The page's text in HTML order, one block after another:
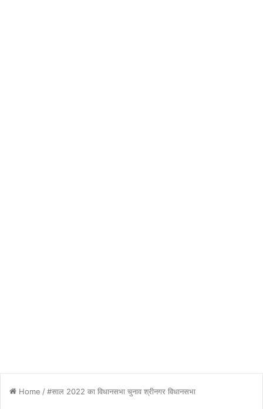
Home /#साल 2022 का विधानसभा चुनाव श्रीनगर विधानसभा